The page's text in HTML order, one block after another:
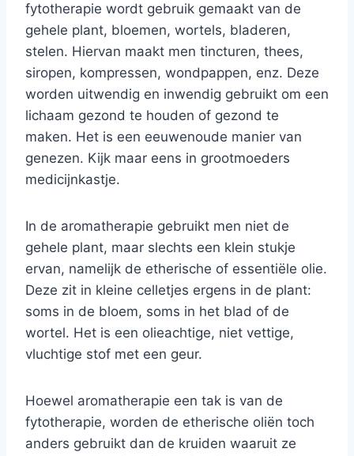
fytotherapie wordt gebruik gemaakt van de
gehele plant, bloemen, wortels, bladeren,
stelen. Hiervan maakt men tincturen, thees,
siropen, kompressen, wondpappen, enz. Deze
worden uitwendig en inwendig gebruikt om een
lichaam gezond te houden of gezond te
maken. Het is een eeuwenoude manier van
genezen. Kijk maar eens in grootmoeders
medicijnkastje.
In de aromatherapie gebruikt men niet de
gehele plant, maar slechts een klein stukje
ervan, namelijk de etherische of essentiële olie.
Deze zit in kleine celletjes ergens in de plant:
soms in de bloem, soms in het blad of de
wortel. Het is een olieachtige, niet vettige,
vluchtige stof met een geur.
Hoewel aromatherapie een tak is van de
fytotherapie, worden de etherische oliën toch
anders gebruikt dan de kruiden waaruit ze